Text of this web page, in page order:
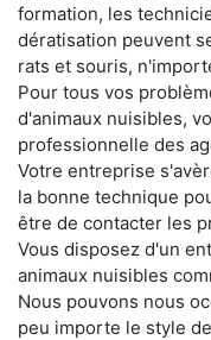
formation, les
dératisation peuvent
rats et souris,
Pour tous vos
d'animaux nuisibles,
professionnelle des
Votre entreprise
la bonne technique
être de contacter les
Vous disposez d'un
animaux nuisibles
Nous pouvons nous
peu importe le style